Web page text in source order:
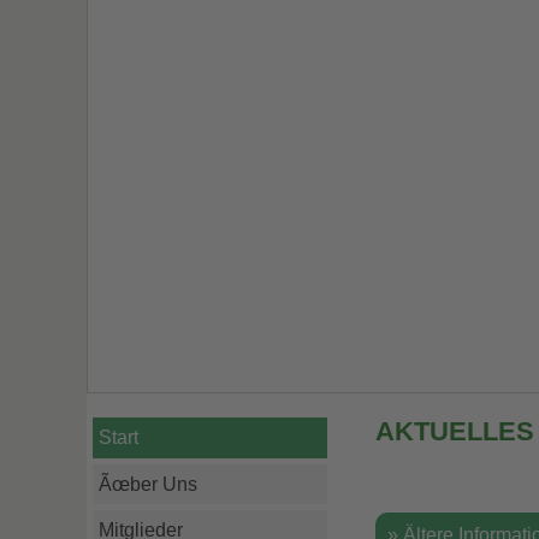
Start
Ãœber Uns
Mitglieder
AKTUELLES
» Ältere